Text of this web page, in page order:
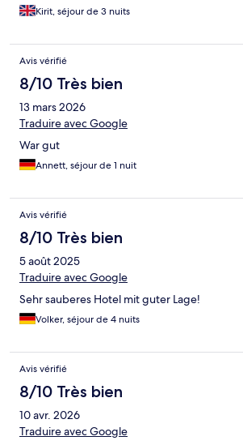
Kirit, séjour de 3 nuits
Avis vérifié
8/10 Très bien
13 mars 2026
Traduire avec Google
War gut
Annett, séjour de 1 nuit
Avis vérifié
8/10 Très bien
5 août 2025
Traduire avec Google
Sehr sauberes Hotel mit guter Lage!
Volker, séjour de 4 nuits
Avis vérifié
8/10 Très bien
10 avr. 2026
Traduire avec Google